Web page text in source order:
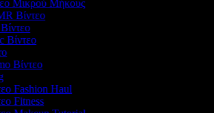
Μικρού Μήκους
Βίντεο
Βίντεο
Βίντεο
Fashion Haul
Fitness